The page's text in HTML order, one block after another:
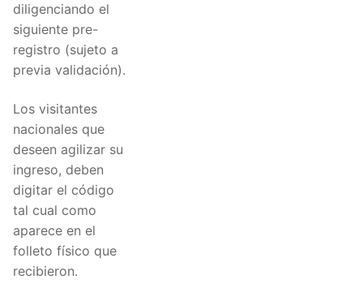
diligenciando el
siguiente pre-
registro (sujeto a
previa validación).
Los visitantes
nacionales que
deseen agilizar su
ingreso, deben
digitar el código
tal cual como
aparece en el
folleto físico que
recibieron.